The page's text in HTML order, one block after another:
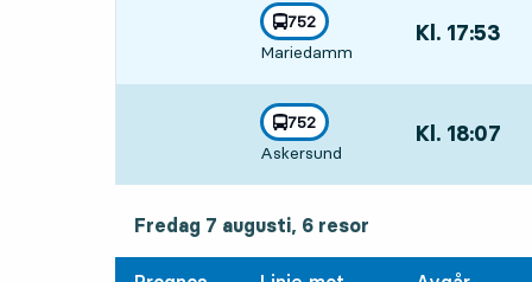
linje
752
mot
Mariedamm
, Kl. 17:53
linje
752
mot
Askersund
, Kl. 18:07
fredag 7 augusti, 6resor
Fredag 7 augusti, 6 resor